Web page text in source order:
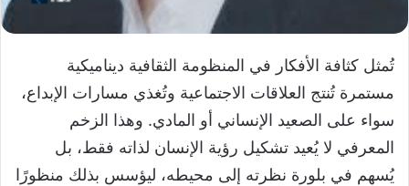
تُمثل كثافة الأفكار في المنظومة الثقافية ديناميكية
مستمرة تُنتج العلاقات الاجتماعية وتُغذي مسارات الإبداع،
سواء على الصعيد الإنساني أو المادي. وهذا الزخم
المعرفي لا يُعيد تشكيل رؤية الإنسان لذاته فقط، بل
يُسهم في بلورة نظرته إلى محيطه، ليؤسس بذلك منظورًا